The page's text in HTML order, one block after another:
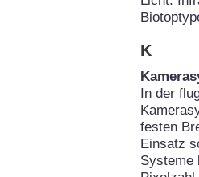
K
In der
festen
Einsatz
Systeme